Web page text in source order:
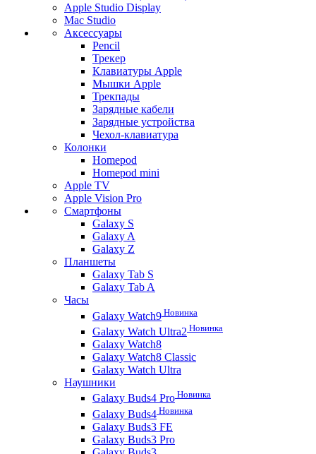
Apple Studio Display
Mac Studio
Аксессуары
Pencil
Трекер
Клавиатуры Apple
Мышки Apple
Трекпады
Зарядные кабели
Зарядные устройства
Чехол-клавиатура
Колонки
Homepod
Homepod mini
Apple TV
Apple Vision Pro
Смартфоны
Galaxy S
Galaxy A
Galaxy Z
Планшеты
Galaxy Tab S
Galaxy Tab A
Часы
Galaxy Watch9 Новинка
Galaxy Watch Ultra2 Новинка
Galaxy Watch8
Galaxy Watch8 Classic
Galaxy Watch Ultra
Наушники
Galaxy Buds4 Pro Новинка
Galaxy Buds4 Новинка
Galaxy Buds3 FE
Galaxy Buds3 Pro